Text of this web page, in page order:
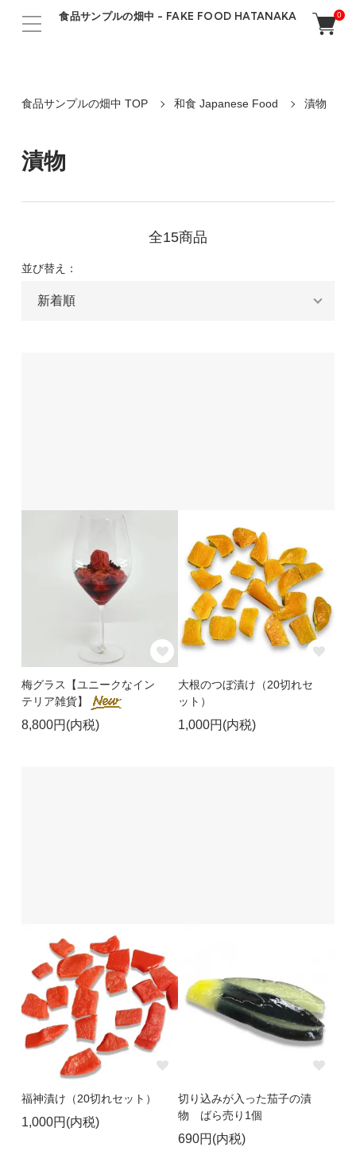
食品サンプルの畑中 - FAKE FOOD HATANAKA 0
食品サンプルの畑中 TOP 和食 Japanese Food 漬物
漬物
全15商品
並び替え：
梅グラス【ユニークなイン
テリア雑貨】
8,800円(内税)
大根のつぼ漬け（20切れセ
ット）
1,000円(内税)
福神漬け（20切れセット）
1,000円(内税)
切り込みが入った茄子の漬
物 ばら売り1個
690円(内税)